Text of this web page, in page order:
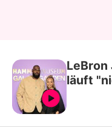
LeBron
läuft